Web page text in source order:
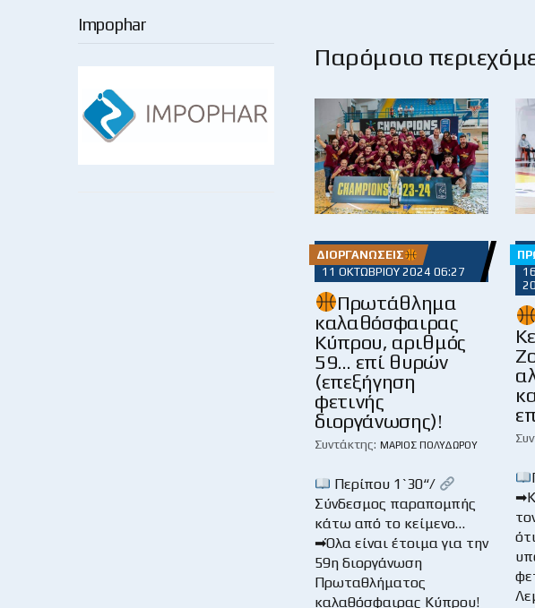
Impophar
Παρόμοιο
ΔΙΟΡΓΑΝΏΣΕΙΣ
11 ΟΚΤΩΒΡΊΟΥ 2024 06:27
Πρωτάθλημα
καλαθόσφαιρας
Κύπρου, αριθμός
59… επί θυρών
(επεξήγηση
φετινής
διοργάνωσης)!
Συντάκτης: ΜΆΡΙΟΣ ΠΟΛΥΔΏΡΟΥ
Περίπου 1`30“/
Σύνδεσμος παραπομπής
κάτω από το κείμενο…
➡Όλα είναι έτοιμα για την
59η διοργάνωση
Πρωταθλήματος
καλαθόσφαιρας Κύπρου!